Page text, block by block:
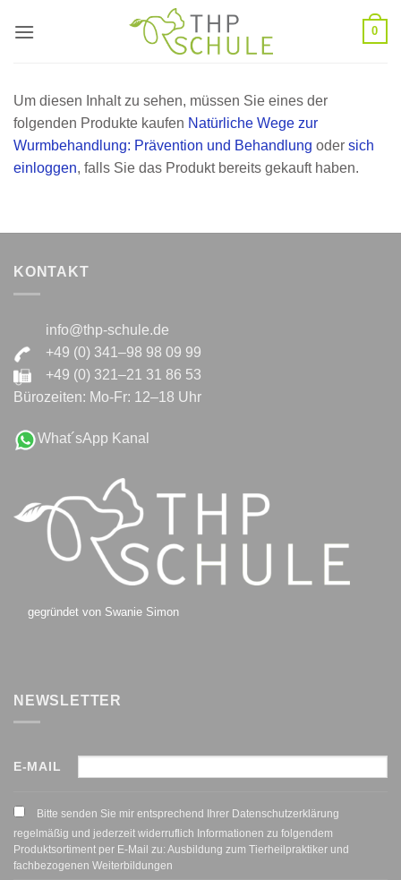
Inhalt
0
Um diesen Inhalt zu sehen, müssen Sie eines der
folgenden Produkte kaufen Natürliche Wege zur
Wurmbehandlung: Prävention und Behandlung oder sich
einloggen, falls Sie das Produkt bereits gekauft haben.
KONTAKT
info@thp-schule.de
+49 (0) 341–98 98 09 99
+49 (0) 321–21 31 86 53
Bürozeiten: Mo-Fr: 12–18 Uhr
What´sApp Kanal
gegründet von Swanie Simon
NEWSLETTER
E-MAIL
Bitte senden Sie mir entsprechend Ihrer Datenschutzerklärung
regelmäßig und jederzeit widerruflich Informationen zu folgendem
Produktsortiment per E-Mail zu: Ausbildung zum Tierheilpraktiker und
fachbezogenen Weiterbildungen